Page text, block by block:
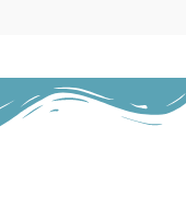
100% poliester.